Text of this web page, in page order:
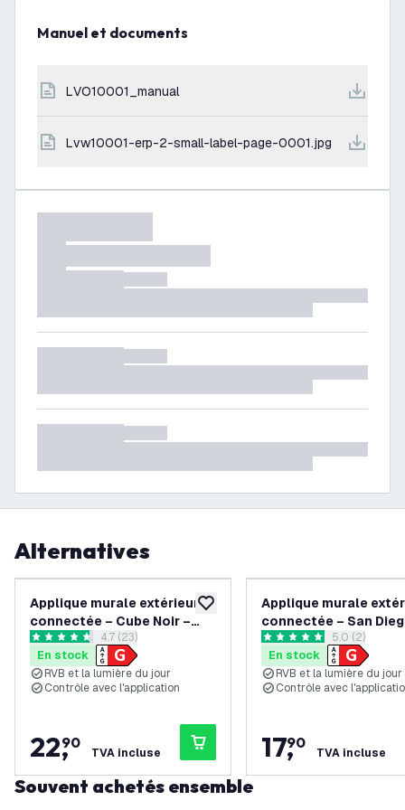
Manuel et documents
LVO10001_manual
lvw10001-erp-2-small-label-page-0001.jpg
Alternatives
ajouter à la liste de souhaits
Applique murale extérieure
connectée – Cube Noir –
Biface
ouvrir le tiroir des avis
4.7 étoiles de notation
4.7 (23)
En stock
RVB et la lumière du jour
Contrôle avec l'application
22,
90
TVA incluse
Applique murale
connectée – San
Noir
ouvrir le
5 étoiles de notation
5.0 (2)
En stock
RVB et la lumière du jour
Contrôle avec
17,
90
TVA incluse
Souvent achetés ensemble